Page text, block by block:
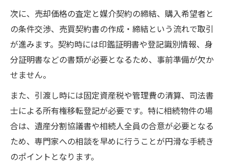
次に、売却価格の査定と媒介契約の締結、購入希望者と
の条件交渉、売買契約書の作成・締結という流れで取引
が進みます。契約時には印鑑証明書や登記識別情報、身
分証明書などの書類が必要となるため、事前準備が欠か
せません。
また、引渡し時には固定資産税や管理費の清算、司法書
士による所有権移転登記が必要です。特に相続物件の場
合は、遺産分割協議書や相続人全員の合意が必要となる
ため、専門家への相談を早めに行うことが円滑な手続き
のポイントとなります。